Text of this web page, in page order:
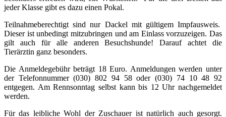
jeder Klasse gibt es dazu einen Pokal.
Teilnahmeberechtigt sind nur Dackel mit gültigem Impfausweis.
Dieser ist unbedingt mitzubringen und am Einlass vorzuzeigen. Das
gilt auch für alle anderen Besuchshunde! Darauf achtet die
Tierärztin ganz besonders.
Die Anmeldegebühr beträgt 18 Euro. Anmeldungen werden unter
der Telefonnummer (030) 802 94 58 oder (030) 74 10 48 92
entgegen. Am Rennsonntag selbst kann bis 12 Uhr nachgemeldet
werden.
Für das leibliche Wohl der Zuschauer ist natürlich auch gesorgt.